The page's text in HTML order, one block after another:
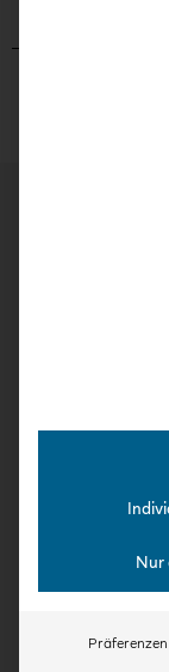
Über uns
Für Einrichtungen
Kooperationspartner
Nur
Präferenzen